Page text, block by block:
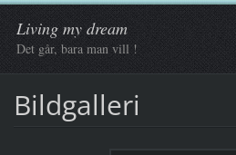
Living my dream
Det går, bara man vill !
Bildgalleri